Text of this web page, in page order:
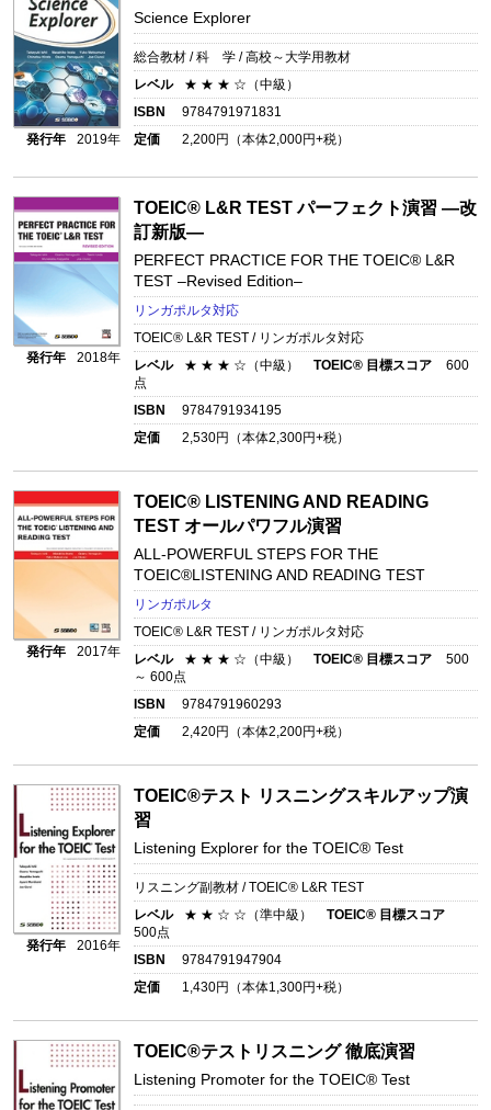
発行年 2019年
Science Explorer
総合教材 / 科 学 / 高校～大学用教材
レベル
★ ★ ★ ☆（中級）
ISBN
9784791971831
定価
2,200円（本体2,000円+税）
発行年 2018年
TOEIC® L&R TEST パーフェクト演習 ―改
訂新版―
PERFECT PRACTICE FOR THE TOEIC® L&R
TEST –Revised Edition–
リンガポルタ対応
TOEIC® L&R TEST / リンガポルタ対応
レベル
★ ★ ★ ☆（中級） TOEIC® 目標スコア
600
点
ISBN
9784791934195
定価
2,530円（本体2,300円+税）
発行年 2017年
TOEIC® LISTENING AND READING
TEST オールパワフル演習
ALL-POWERFUL STEPS FOR THE
TOEIC®LISTENING AND READING TEST
リンガポルタ
TOEIC® L&R TEST / リンガポルタ対応
レベル
★ ★ ★ ☆（中級） TOEIC® 目標スコア
500
～ 600点
ISBN
9784791960293
定価
2,420円（本体2,200円+税）
発行年 2016年
TOEIC®テスト リスニングスキルアップ演
習
Listening Explorer for the TOEIC® Test
リスニング副教材 / TOEIC® L&R TEST
レベル
★ ★ ☆ ☆（準中級）
TOEIC® 目標スコア
500点
ISBN
9784791947904
定価
1,430円（本体1,300円+税）
TOEIC®テストリスニング 徹底演習
Listening Promoter for the TOEIC® Test